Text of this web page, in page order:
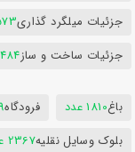
جزئیات میلگرد گذاری573
جزئیات ساخت و ساز7484
باغ1810 عدد فرودگاه
بلوک وسایل نقلیه2367 عدد